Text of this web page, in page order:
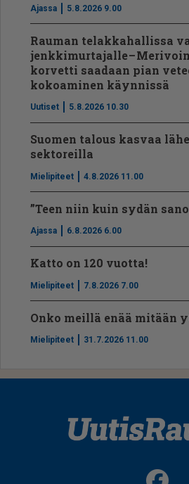
Ajassa 5.8.2026 9.00
Rauman telakkahallissa
jenkkimurtajalle –
korvetti saadaan pian
kokoaminen käynnissä
Uutiset 5.8.2026 10.30
Suomen talous kasvaa
sektoreilla
Mielipiteet 4.8.2026 11.00
”Teen niin kuin sydän
Ajassa 6.8.2026 6.00
Katto on 120 vuotta!
Mielipiteet 7.8.2026 7.00
Onko meillä enää mitään
Mielipiteet 31.7.2026 11.00